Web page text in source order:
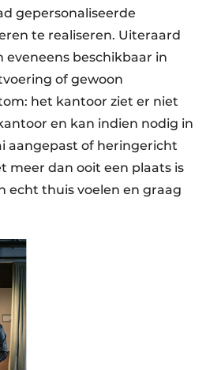
gepersonaliseerde
te realiseren. Uiteraard
eveneens beschikbaar in
of gewoon
het kantoor ziet er niet
en kan indien nodig in
aangepast of heringericht
meer dan ooit een plaats is
echt thuis voelen en graag